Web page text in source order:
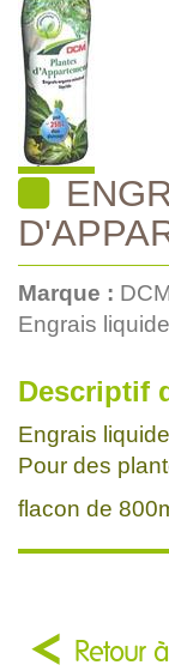
Marque :
Engrais
Descriptif
Engrais
Pour des
flacon de
Retour